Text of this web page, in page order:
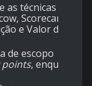
as técnicas
Scorecard,
e Valor de
de escopo
points, enquete,